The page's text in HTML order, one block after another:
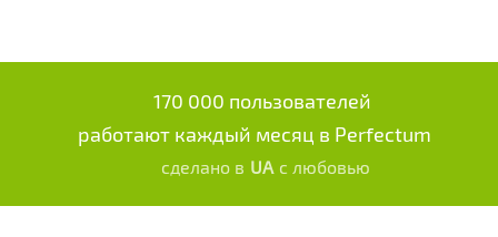
170 000 пользователей
работают каждый месяц в Perfectum
сделано в UA с любовью